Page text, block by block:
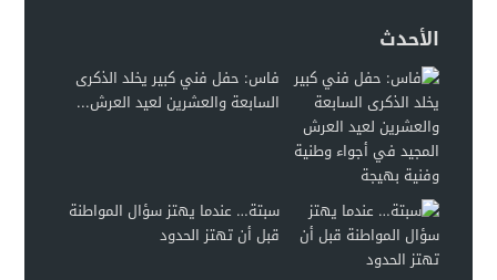
الأحدث
فاس: حفل فني كبير يخلد الذكرى
السابعة والعشرين لعيد العرش...
سبتة… عندما يهتز سؤال المواطنة
قبل أن تهتز الحدود